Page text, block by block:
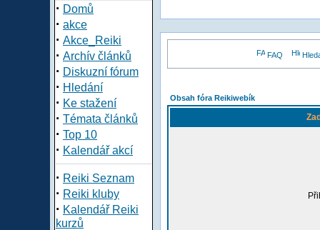
· Domů
· akce
· Akce_Reiki
· Archív článků
· Diskuzní fórum
· Hledání
· Ke stažení
· Témata článků
· Top 10
· Kalendář akcí
· Reiki Seznam
· Reiki kluby
· Kalendář Reiki
kurzů
FAQ
Obsah fóra Reikiwebík